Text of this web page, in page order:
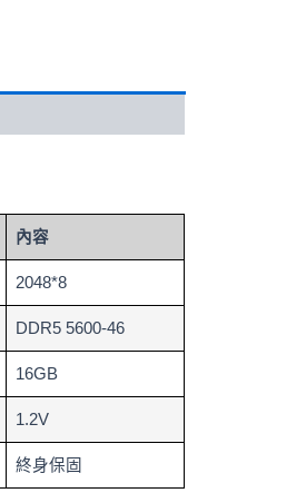
內容
2048*8
DDR5 5600-46
16GB
1.2V
終身保固